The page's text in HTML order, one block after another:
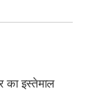
इस्तेमाल